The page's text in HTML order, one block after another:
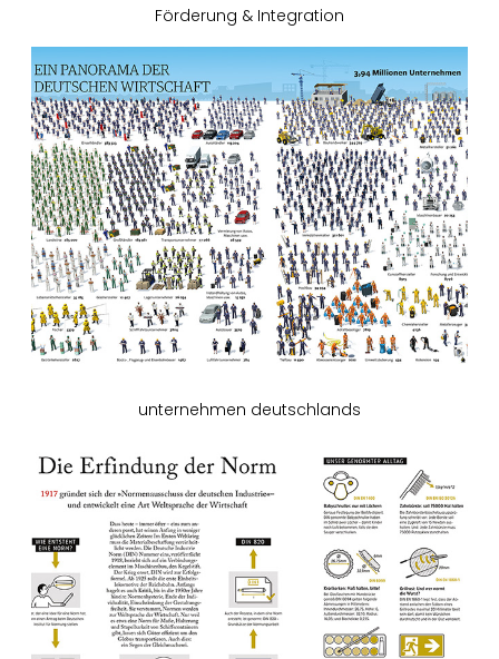
Förderung & Integration
unternehmen deutschlands